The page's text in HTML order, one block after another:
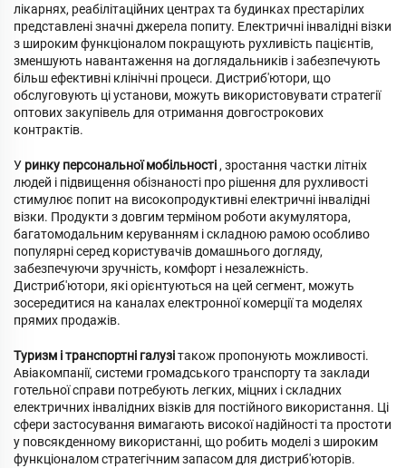
лікарнях, реабілітаційних центрах та будинках престарілих
представлені значні джерела попиту. Електричні інвалідні візки
з широким функціоналом покращують рухливість пацієнтів,
зменшують навантаження на доглядальників і забезпечують
більш ефективні клінічні процеси. Дистриб'ютори, що
обслуговують ці установи, можуть використовувати стратегії
оптових закупівель для отримання довгострокових
контрактів.
У ринку персональної мобільності , зростання частки літніх
людей і підвищення обізнаності про рішення для рухливості
стимулює попит на високопродуктивні електричні інвалідні
візки. Продукти з довгим терміном роботи акумулятора,
багатомодальним керуванням і складною рамою особливо
популярні серед користувачів домашнього догляду,
забезпечуючи зручність, комфорт і незалежність.
Дистриб'ютори, які орієнтуються на цей сегмент, можуть
зосередитися на каналах електронної комерції та моделях
прямих продажів.
Туризм і транспортні галузітакож пропонують можливості.
Авіакомпанії, системи громадського транспорту та заклади
готельної справи потребують легких, міцних і складних
електричних інвалідних візків для постійного використання. Ці
сфери застосування вимагають високої надійності та простоти
у повсякденному використанні, що робить моделі з широким
функціоналом стратегічним запасом для дистриб'юторів.